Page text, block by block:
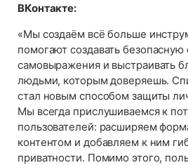
ВКонтакте:
«Мы создаём всё больше
помогают создавать безопасную
самовыражения и выстраивать
людьми, которым доверяешь.
стал новым способом защиты
Мы всегда прислушиваемся к
пользователей: расширяем
контентом и добавляем к ним
приватности. Помимо этого,